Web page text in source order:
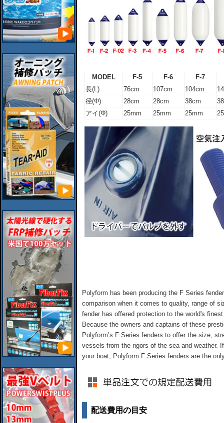
MODEL F-5 F-6
F-7
長(L)
76cm 107cm 104cm
径(Φ)
28cm 28cm 38cm
アイ(Φ)
25mm 25mm 25mm
Polyform has been producing the F Series
comparison when it comes to quality, range of
fender has offered protection to the world's
Because the owners and captains of these
Polyform’s F Series fenders to offer the size,
vessels from the rigors of the sea and weather.
your boat, Polyform F Series fenders are the
配送費用の目安